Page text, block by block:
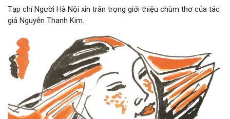
Tạp chí Người Hà Nội xin trân trọng giới thiệu chùm thơ của tác
giả Nguyễn Thanh Kim.